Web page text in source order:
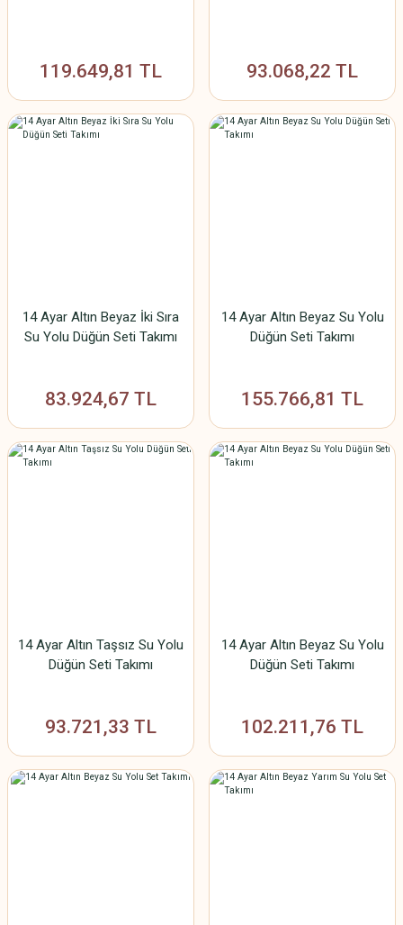
119.649,81 TL 93.068,22 TL
14 Ayar Altın Beyaz İki Sıra
Su Yolu Düğün Seti Takımı
83.924,67 TL
14 Ayar Altın Beyaz Su Yolu
Düğün Seti Takımı
155.766,81 TL
14 Ayar Altın Taşsız Su Yolu
Düğün Seti Takımı
93.721,33 TL
14 Ayar Altın Beyaz Su Yolu
Düğün Seti Takımı
102.211,76 TL